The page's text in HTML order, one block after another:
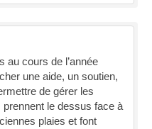
au cours de l’année
une aide, un soutien,
de gérer les
le dessus face à
plaies et font